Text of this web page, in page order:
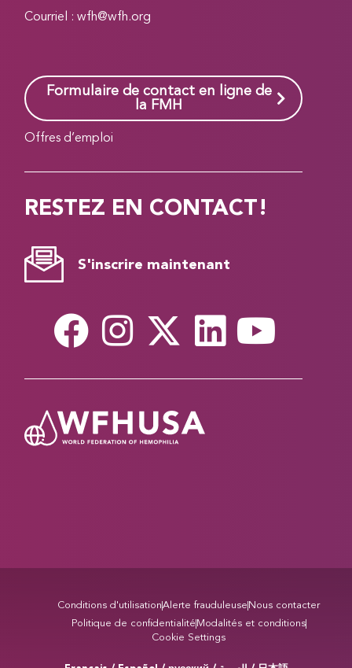
Courriel :wfh@wfh.org
Formulaire de contact en ligne de
la FMH
Offres d’emploi
RESTEZ EN CONTACT!
S'inscrire maintenant
Conditions d'utilisationAlerte frauduleuse Nous contacter
Politique de confidentialité Modalités et conditions
Cookie Settings